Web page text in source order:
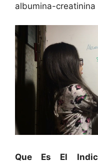
albumina-creatinina
Que Es El